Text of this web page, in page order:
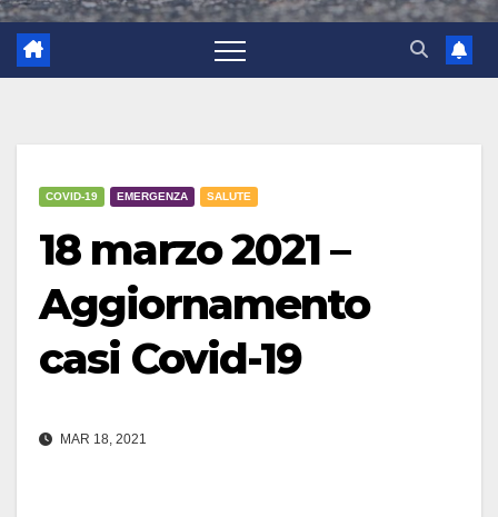
COVID-19 EMERGENZA SALUTE
18 marzo 2021 –
Aggiornamento
casi Covid-19
MAR 18, 2021